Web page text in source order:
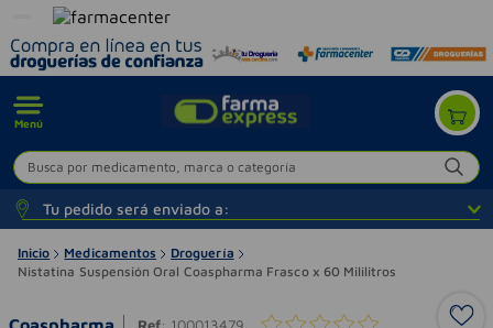
Menú
Busca por medicamento, marca o categoría
Tu pedido será enviado a:
Inicio Medicamentos
Droguería
Nistatina Suspensión Oral Coaspharma Frasco x 60 Mililitros